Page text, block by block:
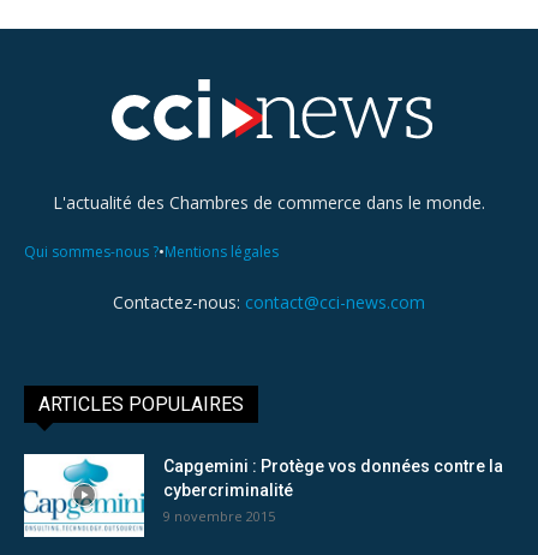
L'actualité des Chambres de commerce dans le monde.
Qui sommes-nous ?•Mentions légales
Contactez-nous: contact@cci-news.com
ARTICLES POPULAIRES
Capgemini : Protège vos données contre la
cybercriminalité
9 novembre 2015